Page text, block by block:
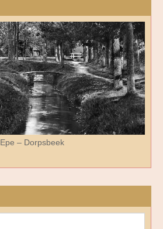
Epe – Dorpsbeek